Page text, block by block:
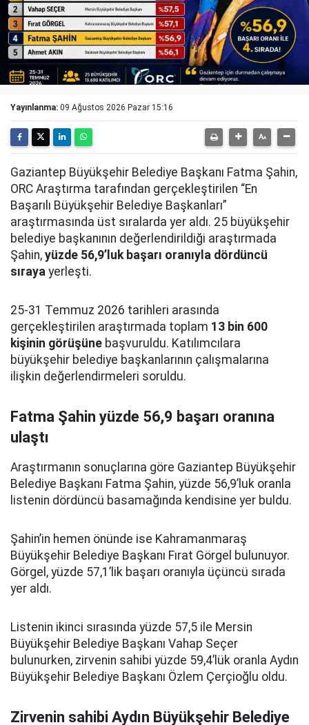
Yayınlanma: 09 Ağustos 2026 Pazar 15:16
Gaziantep Büyükşehir Belediye Başkanı Fatma Şahin,
ORC Araştırma tarafından gerçekleştirilen “En
Başarılı Büyükşehir Belediye Başkanları”
araştırmasında üst sıralarda yer aldı. 25 büyükşehir
belediye başkanının değerlendirildiği araştırmada
Şahin, yüzde 56,9’luk başarı oranıyla dördüncü
sıraya yerleşti.
25-31 Temmuz 2026 tarihleri arasında
gerçekleştirilen araştırmada toplam 13 bin 600
kişinin görüşüne başvuruldu. Katılımcılara
büyükşehir belediye başkanlarının çalışmalarına
ilişkin değerlendirmeleri soruldu.
Fatma Şahin yüzde 56,9 başarı oranına
ulaştı
Araştırmanın sonuçlarına göre Gaziantep Büyükşehir
Belediye Başkanı Fatma Şahin, yüzde 56,9’luk oranla
listenin dördüncü basamağında kendisine yer buldu.
Şahin’in hemen önünde ise Kahramanmaraş
Büyükşehir Belediye Başkanı Fırat Görgel bulunuyor.
Görgel, yüzde 57,1’lik başarı oranıyla üçüncü sırada
yer aldı.
Listenin ikinci sırasında yüzde 57,5 ile Mersin
Büyükşehir Belediye Başkanı Vahap Seçer
bulunurken, zirvenin sahibi yüzde 59,4’lük oranla Aydın
Büyükşehir Belediye Başkanı Özlem Çerçioğlu oldu.
Zirvenin sahibi Aydın Büyükşehir Belediye